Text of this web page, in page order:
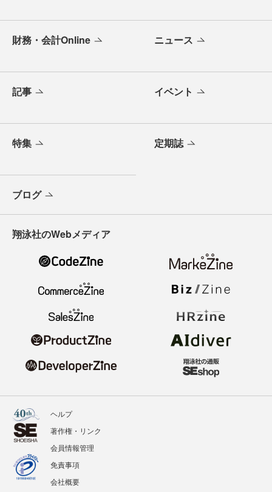
財務・会計Online ニュース
記事 イベント
特集 定期誌
ブログ
翔泳社のWebメディア
ヘルプ
著作権・リンク
会員情報管理
免責事項
会社概要